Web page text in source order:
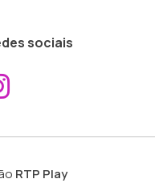
sociais
ao
RTP Play